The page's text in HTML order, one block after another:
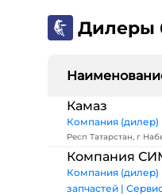
Дилеры
Камаз
Компания (дилер)
Респ Татарстан, г
Челны, Автозаводский
Компания
Компания (дилер)
запчастей |